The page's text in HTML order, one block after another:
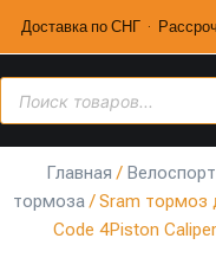
Доставка по СНГ ·
Главная / Велоспорт
тормоза/ Sram тормоз
Code 4Piston